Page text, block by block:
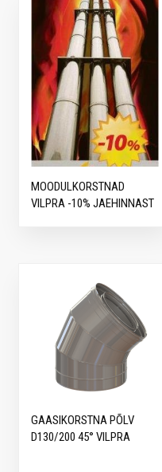
MOODULKORSTNAD
VILPRA -10% JAEHINNAST
GAASIKORSTNA PÕLV
D130/200 45° VILPRA